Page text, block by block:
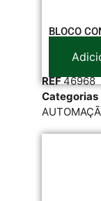
BLOCO
REF46968
Categorias